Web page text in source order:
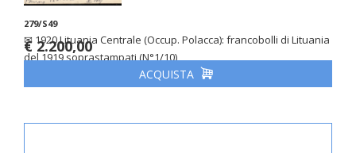
279/S49
✉ 1920 Lituania Centrale (Occup. Polacca): francobolli di Lituania
del 1919 soprastampati (N°1/10)
€ 2.200,00
ACQUISTA